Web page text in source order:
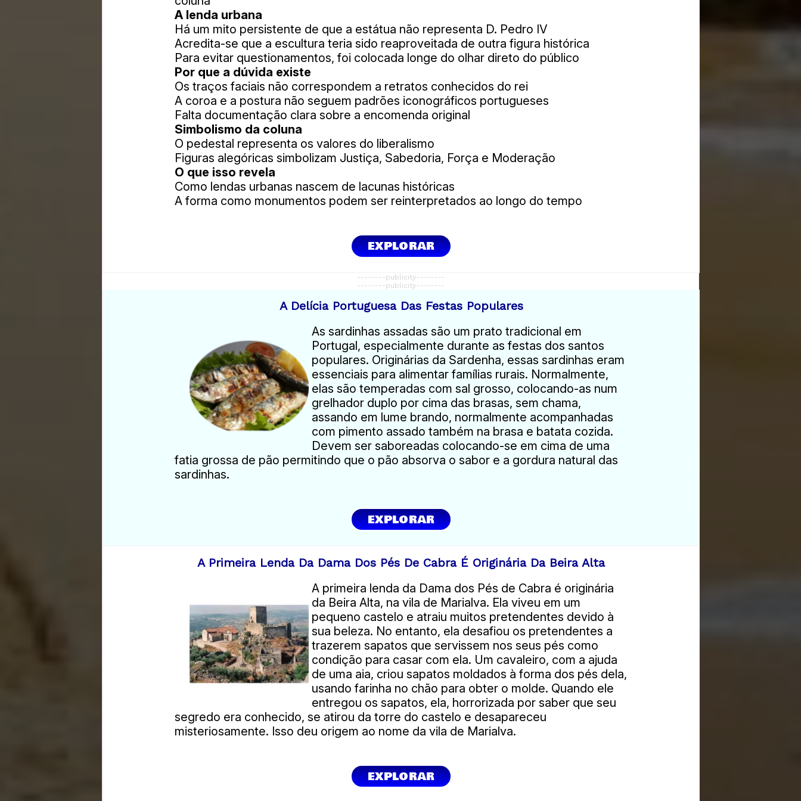
A lenda urbana
Há um mito persistente de que a estátua não representa D. Pedro IV
Acredita-se que a escultura teria sido reaproveitada de outra figura histórica
Para evitar questionamentos, foi colocada longe do olhar direto do público
Por que a dúvida existe
Os traços faciais não correspondem a retratos conhecidos do rei
A coroa e a postura não seguem padrões iconográficos portugueses
Falta documentação clara sobre a encomenda original
Simbolismo da coluna
O pedestal representa os valores do liberalismo
Figuras alegóricas simbolizam Justiça, Sabedoria, Força e Moderação
O que isso revela
Como lendas urbanas nascem de lacunas históricas
A forma como monumentos podem ser reinterpretados ao longo do tempo
EXPLORAR
--------publicity--------
--------publicity--------
A Delícia Portuguesa Das Festas Populares
As sardinhas assadas são um prato tradicional em
Portugal, especialmente durante as festas dos santos
populares. Originárias da Sardenha, essas sardinhas eram
essenciais para alimentar famílias rurais. Normalmente,
elas são temperadas com sal grosso, colocando-as num
grelhador duplo por cima das brasas, sem chama,
assando em lume brando, normalmente acompanhadas
com pimento assado também na brasa e batata cozida.
Devem ser saboreadas colocando-se em cima de uma
fatia grossa de pão permitindo que o pão absorva o sabor e a gordura natural das
sardinhas.
EXPLORAR
A Primeira Lenda Da Dama Dos Pés De Cabra É Originária Da Beira Alta
A primeira lenda da Dama dos Pés de Cabra é originária
da Beira Alta, na vila de Marialva. Ela viveu em um
pequeno castelo e atraiu muitos pretendentes devido à
sua beleza. No entanto, ela desafiou os pretendentes a
trazerem sapatos que servissem nos seus pés como
condição para casar com ela. Um cavaleiro, com a ajuda
de uma aia, criou sapatos moldados à forma dos pés dela,
usando farinha no chão para obter o molde. Quando ele
entregou os sapatos, ela, horrorizada por saber que seu
segredo era conhecido, se atirou da torre do castelo e desapareceu
misteriosamente. Isso deu origem ao nome da vila de Marialva.
EXPLORAR